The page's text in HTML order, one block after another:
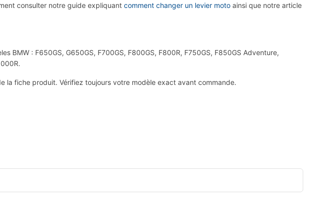
consulter notre guide expliquant comment changer un levier moto ainsi que notre article
BMW : F650GS, G650GS, F700GS, F800GS, F800R, F750GS, F850GS Adventure,
la fiche produit. Vérifiez toujours votre modèle exact avant commande.